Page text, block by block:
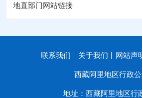
地直部门网站链接
联系我们 关于我们 网站声
西藏阿里地区行政
地址：西藏阿里地区行